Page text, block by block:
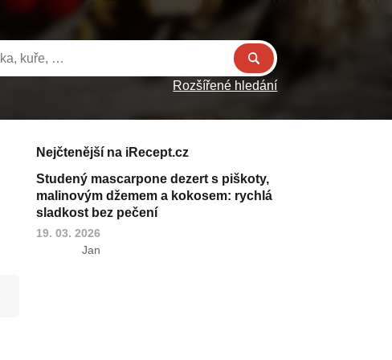
Rozšířené hledání
Nejčtenější na iRecept.cz
Studený mascarpone dezert s piškoty,
malinovým džemem a kokosem: rychlá
sladkost bez pečení
19. 03. 2026
Jan